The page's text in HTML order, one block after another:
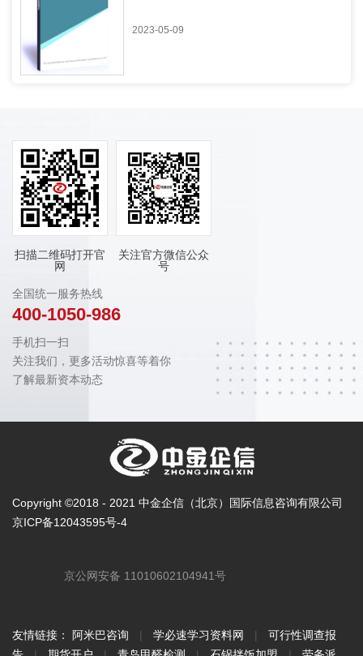
2023-05-09
扫描二维码打开官
网
关注官方微信公众
号
全国统一服务热线
400-1050-986
手机扫一扫
关注我们，更多活动惊喜等着你
了解最新资本动态
Copyright ©2018 - 2021 中金企信（北京）国际信息咨询有限公司
京ICP备12043595号-4
京公网安备 11010602104941号
友情链接： 阿米巴咨询 | 学必速学习资料网 |
可行性调查报